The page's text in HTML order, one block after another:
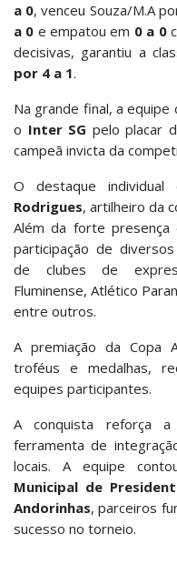
a 0, venceu Souza/M.A
a 0 e empatou em 0 a 0
decisivas, garantiu a
por 4 a 1.
Na grande final, a
o Inter SG pelo placar
campeã invicta da
O destaque
Rodrigues, artilheiro da
Além da forte presença
participação de
de clubes de
Fluminense, Atlético
entre outros.
A premiação da Copa
troféus e medalhas,
equipes participantes.
A conquista reforça
ferramenta de
locais. A equipe
Municipal de
Andorinhas, parceiros
sucesso no torneio.